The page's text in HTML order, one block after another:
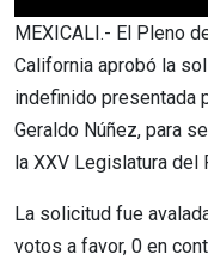
MEXICALI.- El Pleno
California aprobó la
indefinido presentada
Geraldo Núñez, para
la XXV Legislatura del
La solicitud fue
votos a favor, 0 en